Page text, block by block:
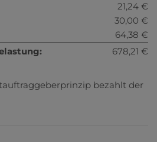
21,24 €
30,00 €
64,38 €
678,21 €
bezahlt der